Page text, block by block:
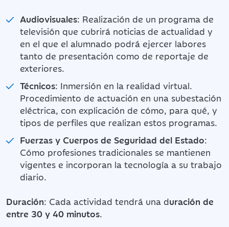
Audiovisuales: Realización de un programa de
televisión que cubrirá noticias de actualidad y
en el que el alumnado podrá ejercer labores
tanto de presentación como de reportaje de
exteriores.
Técnicos: Inmersión en la realidad virtual.
Procedimiento de actuación en una subestación
eléctrica, con explicación de cómo, para qué, y
tipos de perfiles que realizan estos programas.
Fuerzas y Cuerpos de Seguridad del Estado:
Cómo profesiones tradicionales se mantienen
vigentes e incorporan la tecnología a su trabajo
diario.
Duración: Cada actividad tendrá una duración de
entre 30 y 40 minutos.